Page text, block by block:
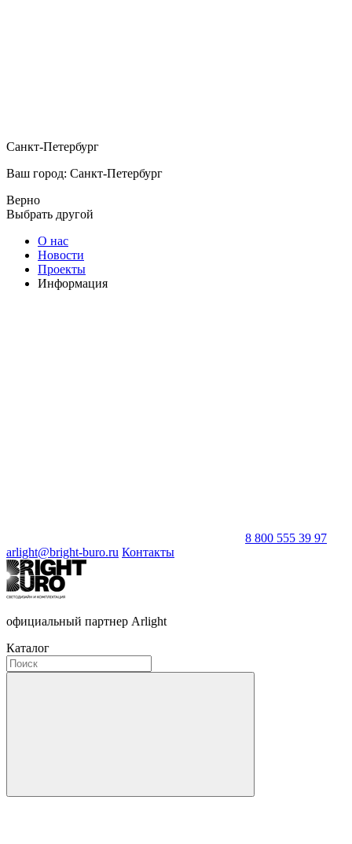
Санкт-Петербург
Ваш город: Санкт-Петербург
Верно
Выбрать другой
О нас
Новости
Проекты
Информация
8 800 555 39 97
arlight@bright-buro.ru Контакты
официальный партнер Arlight
Каталог